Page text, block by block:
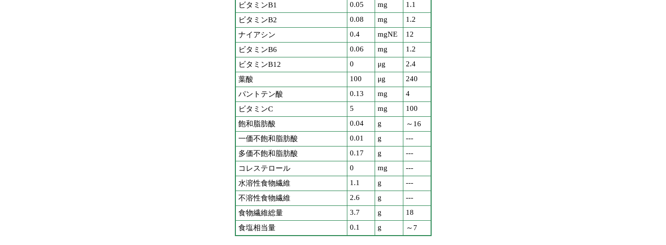
ビタミンB1
0.05 mg
1.1
ビタミンB2
0.08 mg
1.2
ナイアシン
0.4 mgNE
12
ビタミンB6
0.06 mg
1.2
ビタミンB12
0 μg
2.4
葉酸
100 μg
240
パントテン酸
0.13 mg
4
ビタミンC
5 mg
100
飽和脂肪酸
0.04 g
～16
一価不飽和脂肪酸
0.01 g
---
多価不飽和脂肪酸
0.17 g
---
コレステロール
0 mg
---
水溶性食物繊維
1.1 g
---
不溶性食物繊維
2.6 g
---
食物繊維総量
3.7 g
18
食塩相当量
0.1 g ～7